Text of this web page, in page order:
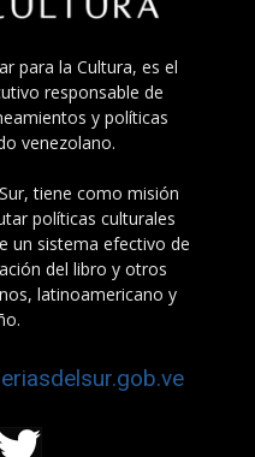
para la Cultura, es el
responsable de
y políticas
venezolano.
tiene como misión
políticas culturales
un sistema efectivo de
del libro y otros
latinoamericano y